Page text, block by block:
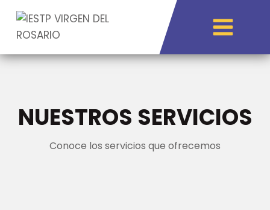
NUESTROS SERVICIOS
Conoce los servicios que ofrecemos